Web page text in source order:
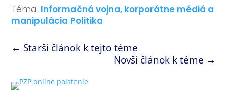
Téma: Informačná vojna, korporátne médiá a
manipulácia Politika
← Starší článok k tejto téme
Novší článok k téme →